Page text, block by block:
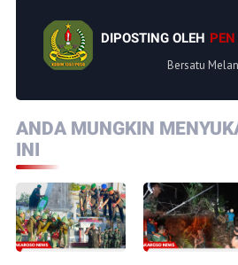
DIPOSTING OLEH
Bersatu
ANDA MUNGKIN
INI